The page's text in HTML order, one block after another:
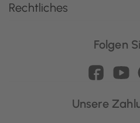
Rechtliches
Folgen
Unsere